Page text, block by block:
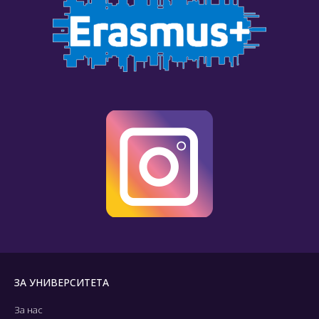
ЗА УНИВЕРСИТЕТА
За нас